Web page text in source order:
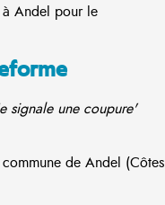
à Andel pour le
signale une coupure'
de Andel (Côtes